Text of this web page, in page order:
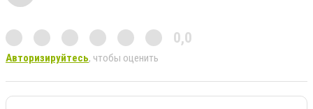
0,0
Авторизируйтесь, чтобы оценить